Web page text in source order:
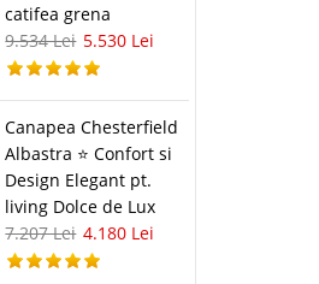
catifea grena
9.534 Lei 5.530 Lei
Canapea Chesterfield
Albastra ⭐ Confort si
Design Elegant pt.
living Dolce de Lux
7.207 Lei 4.180 Lei